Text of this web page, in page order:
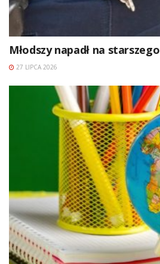
Młodszy napadł na starszego
27 LIPCA 2026